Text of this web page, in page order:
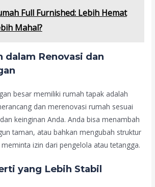
Full Furnished: Lebih Hemat
Mahal?
dalam Renovasi dan
besar memiliki rumah tapak adalah
dan merenovasi rumah sesuai
keinginan Anda. Anda bisa menambah
taman, atau bahkan mengubah struktur
izin dari pengelola atau tetangga.
yang Lebih Stabil